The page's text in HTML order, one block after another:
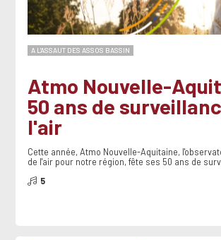
A L'ASSAUT DES ASSOS BASSIN
Atmo Nouvelle-
50 ans de
l'air
Cette année, Atmo Nouvelle-Aquitaine,
de l'air pour notre région, fête ses 50 ans de
5